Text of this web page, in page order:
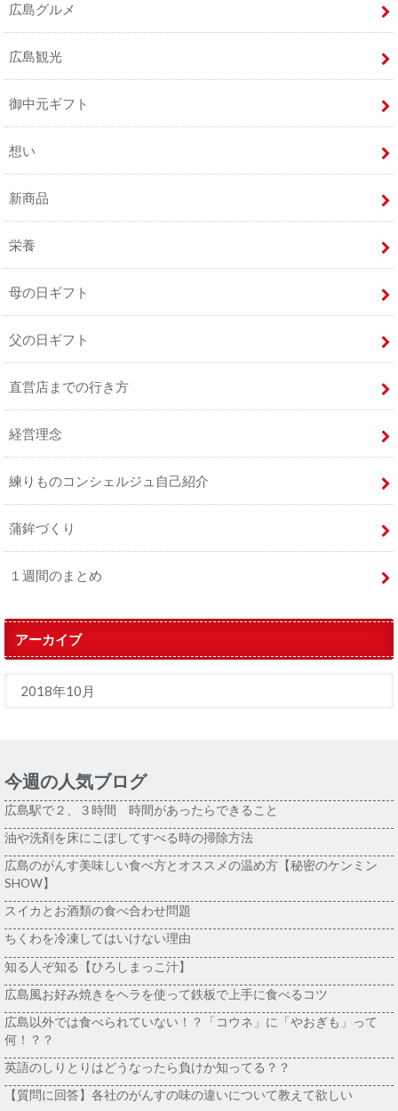
広島グルメ
広島観光
御中元ギフト
想い
新商品
栄養
母の日ギフト
父の日ギフト
直営店までの行き方
経営理念
練りものコンシェルジュ自己紹介
蒲鉾づくり
１週間のまとめ
アーカイブ
今週の人気ブログ
広島駅で２、３時間 時間があったらできること
油や洗剤を床にこぼしてすべる時の掃除方法
広島のがんす美味しい食べ方とオススメの温め方【秘密のケンミン
SHOW】
スイカとお酒類の食べ合わせ問題
ちくわを冷凍してはいけない理由
知る人ぞ知る【ひろしまっこ汁】
広島風お好み焼きをヘラを使って鉄板で上手に食べるコツ
広島以外では食べられていない！？「コウネ」に「やおぎも」って
何！？？
英語のしりとりはどうなったら負けか知ってる？？
【質問に回答】各社のがんすの味の違いについて教えて欲しい